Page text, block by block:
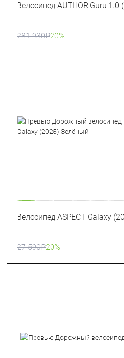
Велосипед AUTHOR Guru 1.0
281 930₽20%
Велосипед ASPECT Galaxy
27 590₽20%